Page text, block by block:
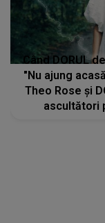
Când DORUL
"Nu ajung
Theo Rose și
ascultători